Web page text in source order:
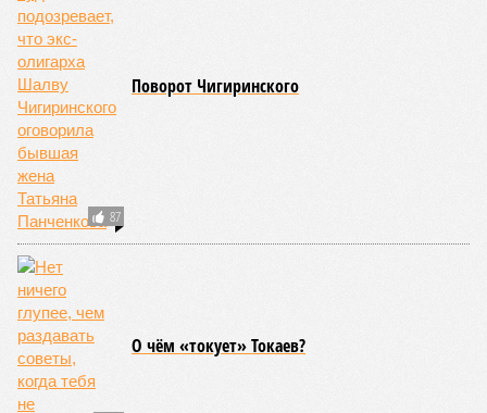
последствия очередного апокалипсиса, искусственно
вызванного группой биологов, называется «Конец всей
этой мерзости». В реальной жизни участия пытливых
исследователей в организации конца света может не
понадобиться: природа сама разберётся, как и где
уменьшить масштабы человеческой популяции.
(фото: en.wikipedia.org)
Да, наша любимая маленькая планета может быть
единственной, где в пределах Солнечной системы есть
полноценная жизнь, но Земля также регулярно пытается
эту жизнь уничтожить. Так уж вышло, что внутренние
процессы на планете включают в себя всевозможные
геологические, метеорологические и физические явления,
которые для человека довольно опасны. Или попросту
смертельны. И вот несколько тому примеров.